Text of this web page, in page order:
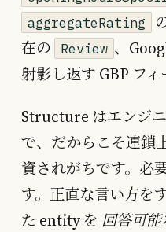
aggregateRating
在の
Review 、
射影し返す GBP フィ
Structure はエンジ
で、だからこそ連鎖
資されがちです。必
す。正直な言い方を
た entity を 回答可